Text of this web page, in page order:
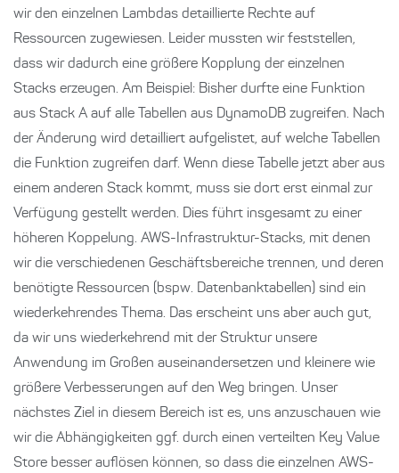
wir den einzelnen Lambdas detaillierte Rechte auf
Ressourcen zugewiesen. Leider mussten wir feststellen,
dass wir dadurch eine größere Kopplung der einzelnen
Stacks erzeugen. Am Beispiel: Bisher durfte eine Funktion
aus Stack A auf alle Tabellen aus DynamoDB zugreifen. Nach
der Änderung wird detailliert aufgelistet, auf welche Tabellen
die Funktion zugreifen darf. Wenn diese Tabelle jetzt aber aus
einem anderen Stack kommt, muss sie dort erst einmal zur
Verfügung gestellt werden. Dies führt insgesamt zu einer
höheren Koppelung. AWS-Infrastruktur-Stacks, mit denen
wir die verschiedenen Geschäftsbereiche trennen, und deren
benötigte Ressourcen (bspw. Datenbanktabellen) sind ein
wiederkehrendes Thema. Das erscheint uns aber auch gut,
da wir uns wiederkehrend mit der Struktur unsere
Anwendung im Großen auseinandersetzen und kleinere wie
größere Verbesserungen auf den Weg bringen. Unser
nächstes Ziel in diesem Bereich ist es, uns anzuschauen wie
wir die Abhängigkeiten ggf. durch einen verteilten Key Value
Store besser auflösen können, so dass die einzelnen AWS-